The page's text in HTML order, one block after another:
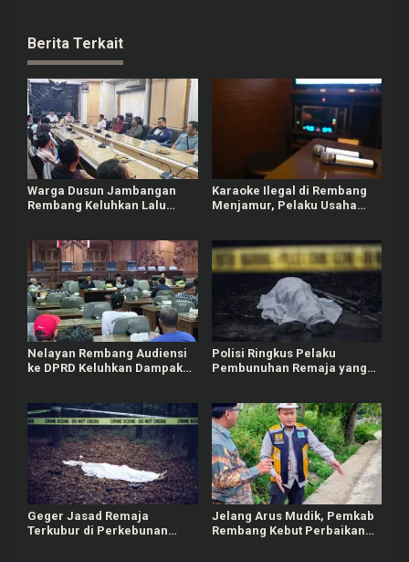
Berita Terkait
Warga Dusun Jambangan
Rembang Keluhkan Lalu
Karaoke Ilegal di Rembang
Menjamur, Pelaku Usaha
Nelayan Rembang Audiensi
ke DPRD Keluhkan Dampak
Polisi Ringkus Pelaku
Pembunuhan Remaja yang
Geger Jasad Remaja
Terkubur di Perkebunan
Jelang Arus Mudik, Pemkab
Rembang Kebut Perbaikan